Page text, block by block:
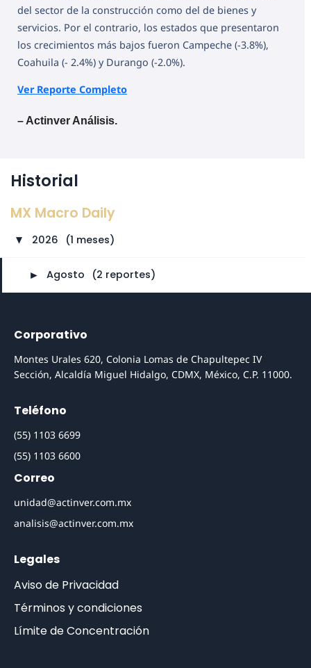
del sector de la construcción como del de bienes y
servicios. Por el contrario, los estados que presentaron
los crecimientos más bajos fueron Campeche (-3.8%),
Coahuila (- 2.4%) y Durango (-2.0%).
Ver Reporte Completo
– Actinver Análisis.
Historial
MX Macro Daily
► 2026 (1 meses)
► Agosto (2 reportes)
Corporativo
Montes Urales 620, Colonia Lomas de Chapultepec IV
Sección, Alcaldía Miguel Hidalgo, CDMX, México, C.P. 11000.
Teléfono
(55) 1103 6699
(55) 1103 6600
Correo
unidad@actinver.com.mx
analisis@actinver.com.mx
Legales
Aviso de Privacidad
Términos y condiciones
Límite de Concentración